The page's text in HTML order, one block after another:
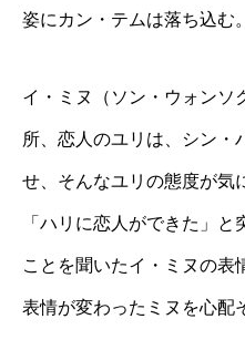
姿にカン・テムは落ち込む。
イ・ミヌ（ソン・ウォンソ
所、恋人のユリは、シン・
せ、そんなユリの態度が気
「ハリに恋人ができた」
ことを聞いたイ・ミヌの表
表情が変わったミヌを心配